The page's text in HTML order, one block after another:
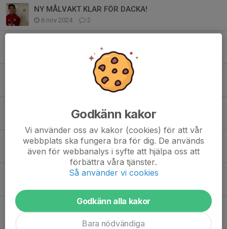
NY MÅLVAKT KLAR FÖR DACKA!
6 nov 2024 2
Ruya lämnar efter säsongen
SEMIFINAL NÄSTA FÖR VÅRAT HERRLAG!
22 maj 2024 0
17 apr 2024 0
TENNISSIFFROR I ÖSTGÖTACUPEN!
Godkänn kakor
Vi använder oss av kakor (cookies) för att vår
webbplats ska fungera bra för dig. De används
även för webbanalys i syfte att hjälpa oss att
förbättra våra tjänster.
Så använder vi cookies
Godkänn alla kakor
Bara nödvändiga